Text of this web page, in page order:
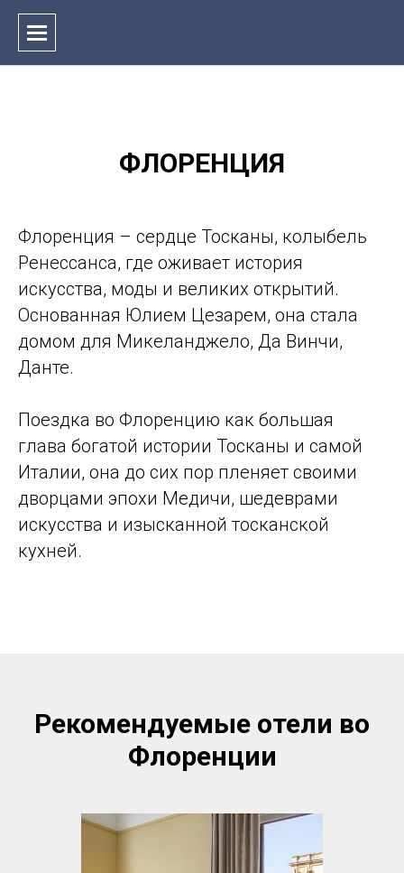
ФЛОРЕНЦИЯ
Флоренция – сердце Тосканы, колыбель
Ренессанса, где оживает история
искусства, моды и великих открытий.
Основанная Юлием Цезарем, она стала
домом для Микеланджело, Да Винчи,
Данте.
Поездка во Флоренцию как большая
глава богатой истории Тосканы и самой
Италии, она до сих пор пленяет своими
дворцами эпохи Медичи, шедеврами
искусства и изысканной тосканской
кухней.
Рекомендуемые отели во
Флоренции